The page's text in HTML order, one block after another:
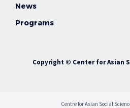
News
Programs
Copyright © Center for Asian
Centre for Asian Social